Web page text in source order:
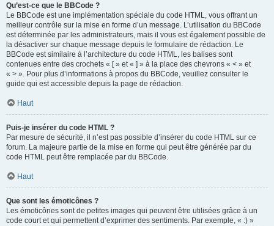
Qu’est-ce que le BBCode ?
Le BBCode est une implémentation spéciale du code HTML, vous offrant un
meilleur contrôle sur la mise en forme d’un message. L’utilisation du BBCode
est déterminée par les administrateurs, mais il vous est également possible de
la désactiver sur chaque message depuis le formulaire de rédaction. Le
BBCode est similaire à l’architecture du code HTML, les balises sont
contenues entre des crochets « [ » et « ] » à la place des chevrons « < » et
« > ». Pour plus d’informations à propos du BBCode, veuillez consulter le
guide qui est accessible depuis la page de rédaction.
Haut
Puis-je insérer du code HTML ?
Par mesure de sécurité, il n’est pas possible d’insérer du code HTML sur ce
forum. La majeure partie de la mise en forme qui peut être générée par du
code HTML peut être remplacée par du BBCode.
Haut
Que sont les émoticônes ?
Les émoticônes sont de petites images qui peuvent être utilisées grâce à un
code court et qui permettent d’exprimer des sentiments. Par exemple, « :) »